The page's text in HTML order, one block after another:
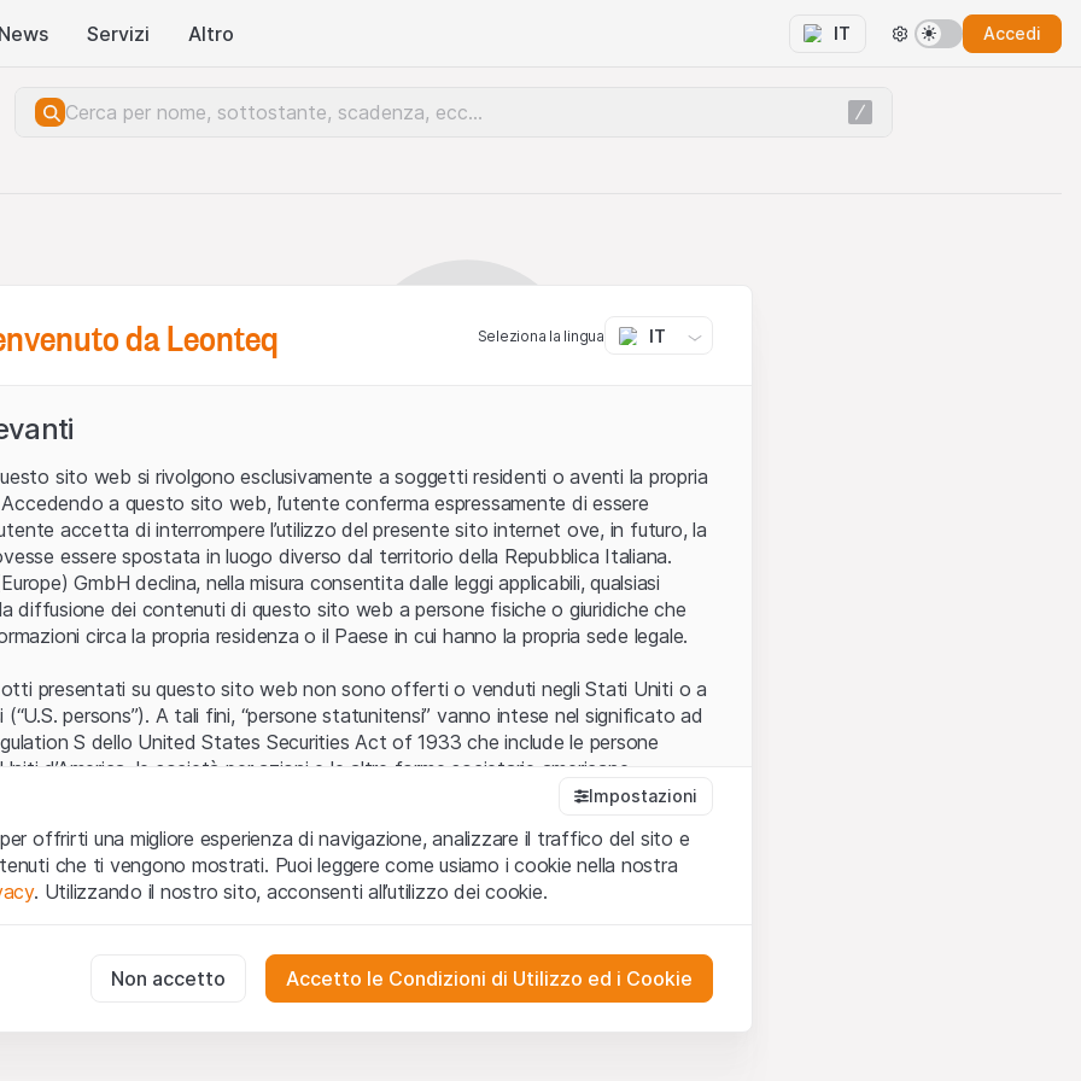
News Servizi Altro IT Accedi
Errore del server.
da Leonteq Seleziona la lingua IT
sito web si rivolgono esclusivamente a soggetti residenti o aventi la propria
a questo sito web, l’utente conferma espressamente di essere
accetta di interrompere l’utilizzo del presente sito internet ove, in futuro, la
essere spostata in luogo diverso dal territorio della Repubblica Italiana.
GmbH declina, nella misura consentita dalle leggi applicabili, qualsiasi
diffusione dei contenuti di questo sito web a persone fisiche o giuridiche che
circa la propria residenza o il Paese in cui hanno la propria sede legale.
presentati su questo sito web non sono offerti o venduti negli Stati Uniti o a
persons”). A tali fini, “persone statunitensi” vanno intese nel significato ad
S dello United States Securities Act of 1933 che include le persone
d’America, le società per azioni e le altre forme societarie americane.
web (di seguito, il “Sito”) si dichiara di aver compreso e di accettare le
avvertenze importanti e le condizioni di utilizzo ivi rese disponibili. Nel caso in
utilizzonon siano accettate, l’utente è tenuto ad interrompere l’utilizzo del
o invito ad acquistare
i dati, i servizi, gli strumenti, i documenti (i “Contenuti del Sito”) contenuti o
web hanno esclusivamente finalità informative e non rappresentano né
Impostazioni
offrirti una migliore esperienza di navigazione, analizzare il traffico del sito e
che ti vengono mostrati. Puoi leggere come usiamo i cookie nella nostra
. Utilizzando il nostro sito, acconsenti all’utilizzo dei cookie.
per il funzionamento del sito web e non possono essere disattivati.
Non accetto Accetto le Condizioni di Utilizzo ed i Cookie